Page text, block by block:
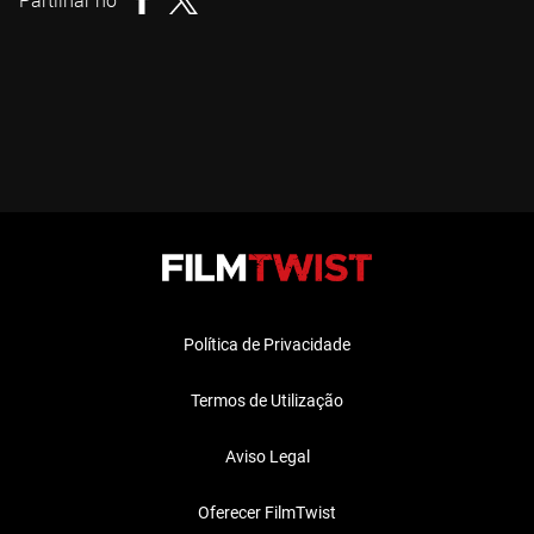
Política de Privacidade
Termos de Utilização
Aviso Legal
Oferecer FilmTwist